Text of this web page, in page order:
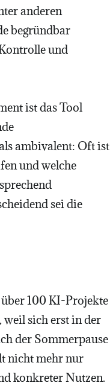
anderen
begründbar
und
ist das Tool
ambivalent: Oft ist
und welche
sei die
100 KI-Projekte
sich erst in der
der Sommerpause
nicht mehr nur
konkreter Nutzen.